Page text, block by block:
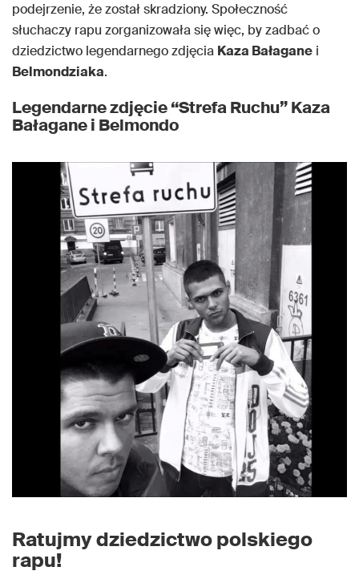
podejrzenie, że został skradziony. Społeczność
słuchaczy rapu zorganizowała się więc, by zadbać o
dziedzictwo legendarnego zdjęcia Kaza Bałagane i
Belmondziaka.
Legendarne zdjęcie “Strefa Ruchu” Kaza
Bałagane i Belmondo
Ratujmy dziedzictwo polskiego
rapu!